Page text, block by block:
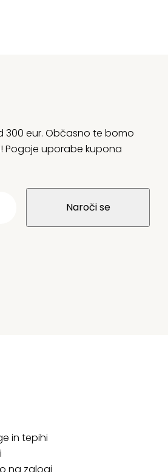
300 eur. Občasno te bomo
Pogoje uporabe kupona
in tepihi